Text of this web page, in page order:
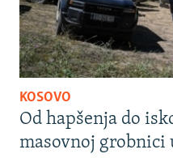
KOSOVO
Od hapšenja do
masovnoj grobnici